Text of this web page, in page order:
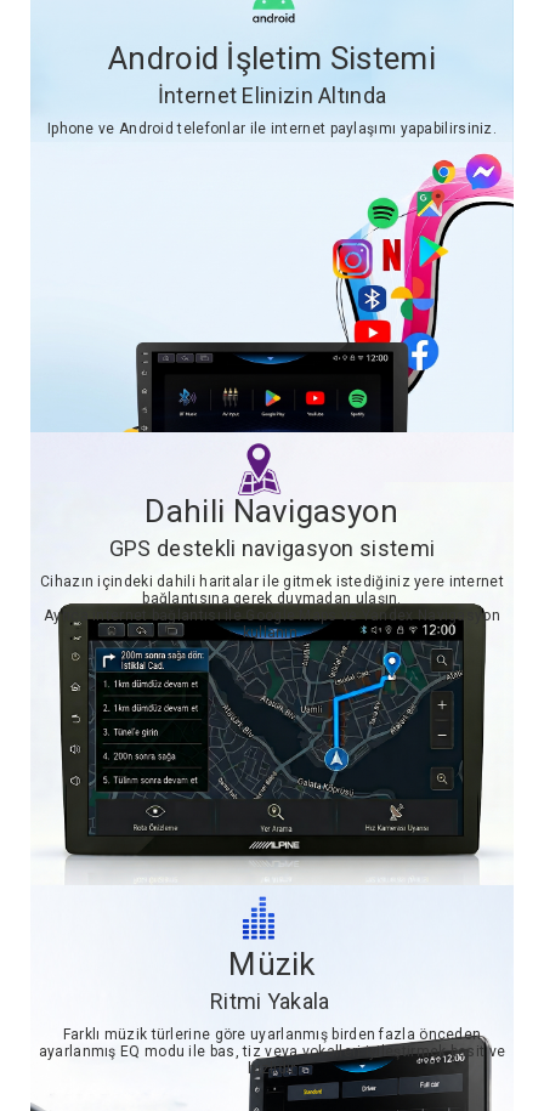
Android İşletim Sistemi
İnternet Elinizin Altında
Iphone ve Android telefonlar ile internet paylaşımı yapabilirsiniz.
Dahili Navigasyon
GPS destekli navigasyon sistemi
Cihazın içindeki dahili haritalar ile gitmek istediğiniz yere internet
bağlantısına gerek duymadan ulaşın.
Ayrıca internet bağlantısı ile Google Maps ve Yandex Navigasyon
kullanın.
Müzik
Ritmi Yakala
Farklı müzik türlerine göre uyarlanmış birden fazla önceden
ayarlanmış EQ modu ile bas, tiz veya vokalleri iyileştirmek basit ve
hızlıdır